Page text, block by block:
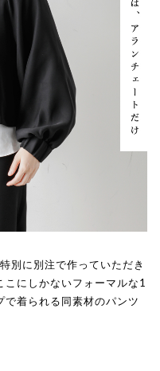
別に別注で作っていただき
こにしかないフォーマルな1
着られる同素材のパンツ